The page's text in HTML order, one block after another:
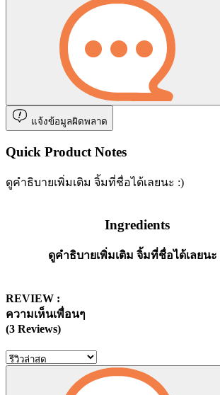
แจ้งข้อมูลผิดพลาด
Quick Product Notes
ดูคำธิบายเพิ่มเติม จิ้มที่ชื่อได้เลยนะ :)
Ingredients
ดูคำธิบายเพิ่มเติม จิ้มที่ชื่อได้เลยนะ
REVIEW :
ความเห็นเพื่อนๆ
(3 Reviews)